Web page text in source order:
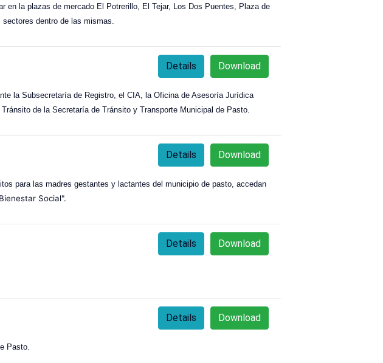
en la plazas de mercado El Potrerillo, El Tejar, Los Dos Puentes, Plaza de
dentro de las mismas.
Download
Details
la Subsecretaría de Registro, el CIA, la Oficina de Asesoría Jurídica
de la Secretaría de Tránsito y Transporte Municipal de Pasto.
Download
Details
para las madres gestantes y lactantes del municipio de pasto, accedan
Social".
Download
Details
Download
Details
Pasto.